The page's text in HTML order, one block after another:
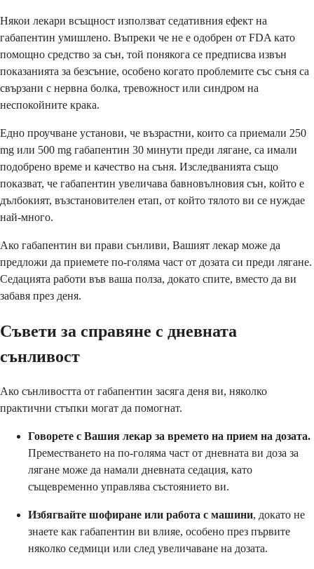
Някои лекари всъщност използват седативния ефект на
габапентин умишлено. Въпреки че не е одобрен от FDA като
помощно средство за сън, той понякога се предписва извън
показанията за безсъние, особено когато проблемите със съня са
свързани с нервна болка, тревожност или синдром на
неспокойните крака.
Едно проучване установи, че възрастни, които са приемали 250
mg или 500 mg габапентин 30 минути преди лягане, са имали
подобрено време и качество на съня. Изследванията също
показват, че габапентин увеличава бавновълновия сън, който е
дълбокият, възстановителен етап, от който тялото ви се нуждае
най-много.
Ако габапентин ви прави сънливи, Вашият лекар може да
предложи да приемете по-голяма част от дозата си преди лягане.
Седацията работи във ваша полза, докато спите, вместо да ви
забавя през деня.
Съвети за справяне с дневната
сънливост
Ако сънливостта от габапентин засяга деня ви, няколко
практични стъпки могат да помогнат.
Говорете с Вашия лекар за времето на прием на дозата.
Преместването на по-голяма част от дневната ви доза за
лягане може да намали дневната седация, като
същевременно управлява състоянието ви.
Избягвайте шофиране или работа с машини, докато не
знаете как габапентин ви влияе, особено през първите
няколко седмици или след увеличаване на дозата.